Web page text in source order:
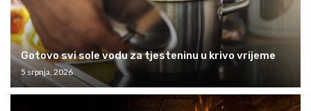
Gotovo svi sole vodu za tjesteninu u krivo vrijeme
5 srpnja, 2026